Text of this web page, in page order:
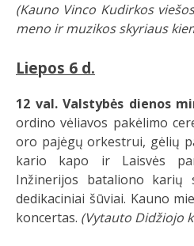
(Kauno Vinco Kudirkos
meno ir muzikos skyriaus
Liepos 6 d.
12 val. Valstybės dienos
ordino vėliavos pakėlimo
oro pajėgų orkestrui, gėlių
kario kapo ir Laisvės
Inžinerijos bataliono karių
dedikaciniai šūviai. Kauno
koncertas. (Vytauto Didžiojo